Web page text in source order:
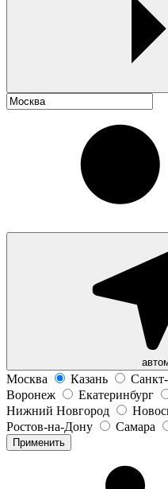
Москва Казань
Воронеж
Екатеринбург
Нижний Новгород
Ростов-на-Дону
Самара
Применить